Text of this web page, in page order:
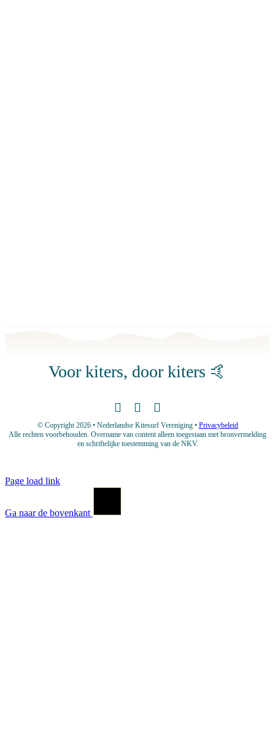
Voor kiters, door kiters 🤙
© Copyright 2026 • Nederlandse Kitesurf Vereniging • Privacybeleid
Alle rechten voorbehouden. Overname van content alleen toegestaan met bronvermelding
en schriftelijke toestemming van de NKV.
Page load link
Ga naar de bovenkant